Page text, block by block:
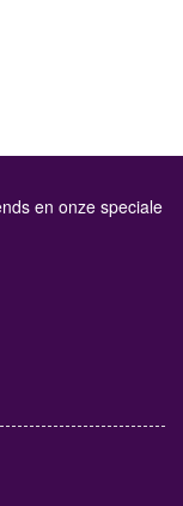
en onze speciale